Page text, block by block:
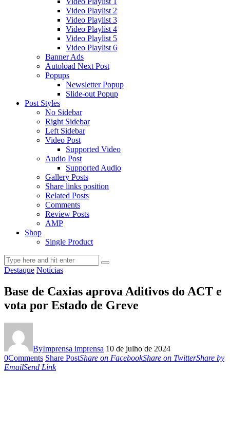
Video Playlist 2
Video Playlist 3
Video Playlist 4
Video Playlist 5
Video Playlist 6
Banner Ads
Autoload Next Post
Popups
Newsletter Popup
Slide-out Popup
Post Styles
No Sidebar
Right Sidebar
Left Sidebar
Video Post
Supported Video
Audio Post
Supported Audio
Gallery Posts
Share links position
Related Posts
Comments
Review Posts
AMP
Shop
Single Product
Destaque Notícias
Base de Caxias aprova Aditivos do ACT e
vota por Estado de Greve
ByImprensa imprensa 10 de julho de 2024
0Comments Share PostShare on FacebookShare on TwitterShare by
EmailSend Link